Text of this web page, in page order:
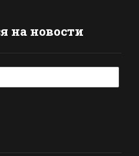
на новости